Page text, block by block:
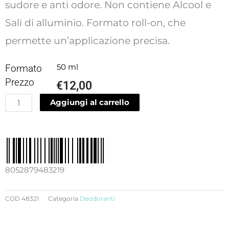
sudore e anti odore. Non contiene Alcool e
Sali di alluminio. Formato roll-on, che
permette un’applicazione precisa.
Formato 50 ml
Prezzo €12,00
Deodorante
delicato
con
Tree
Aggiungi al carrello
8052879483219
COD 48321 Categoria Deodoranti